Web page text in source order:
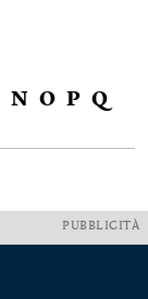
N O P Q
PUBBLICITÀ